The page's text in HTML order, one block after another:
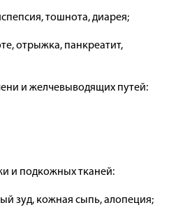
тошнота, диарея;
отрыжка, панкреатит,
и желчевыводящих путей:
и подкожных тканей:
зуд, кожная сыпь, алопеция;